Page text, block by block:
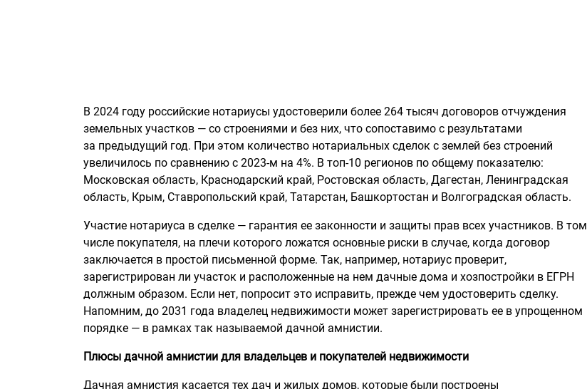
В 2024 году российские нотариусы удостоверили более 264 тысяч договоров отчуждения
земельных участков — со строениями и без них, что сопоставимо с результатами
за предыдущий год. При этом количество нотариальных сделок с землей без строений
увеличилось по сравнению с 2023-м на 4%. В топ-10 регионов по общему показателю:
Московская область, Краснодарский край, Ростовская область, Дагестан, Ленинградская
область, Крым, Ставропольский край, Татарстан, Башкортостан и Волгоградская область.
Участие нотариуса в сделке — гарантия ее законности и защиты прав всех участников. В том
числе покупателя, на плечи которого ложатся основные риски в случае, когда договор
заключается в простой письменной форме. Так, например, нотариус проверит,
зарегистрирован ли участок и расположенные на нем дачные дома и хозпостройки в ЕГРН
должным образом. Если нет, попросит это исправить, прежде чем удостоверить сделку.
Напомним, до 2031 года владелец недвижимости может зарегистрировать ее в упрощенном
порядке — в рамках так называемой дачной амнистии.
Плюсы дачной амнистии для владельцев и покупателей недвижимости
Дачная амнистия касается тех дач и жилых домов, которые были построены